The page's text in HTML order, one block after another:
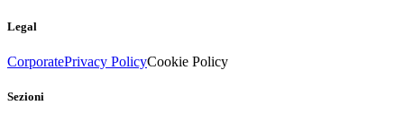
Legal
CorporatePrivacy PolicyCookie Policy
Sezioni